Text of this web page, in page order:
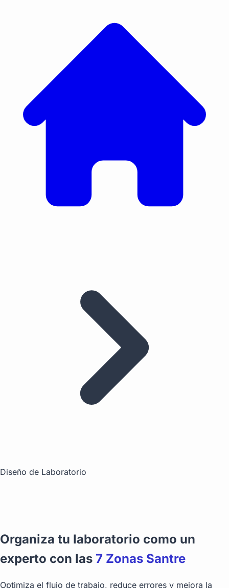
Diseño de Laboratorio
Organiza tu laboratorio como un
experto con las 7 Zonas Santre
Optimiza el flujo de trabajo, reduce errores y mejora la